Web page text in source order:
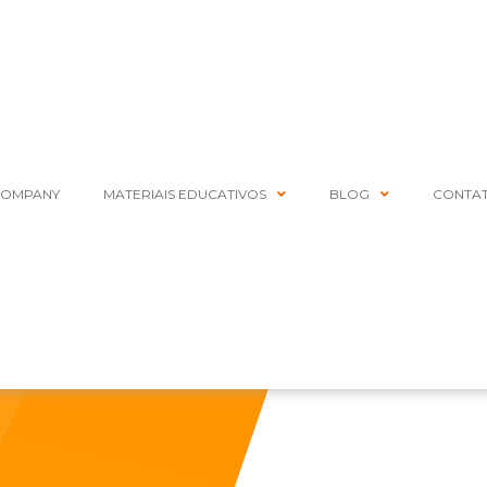
MATERIAIS EDUCATIVOS BLOG